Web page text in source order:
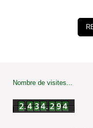
Nombre de visites...